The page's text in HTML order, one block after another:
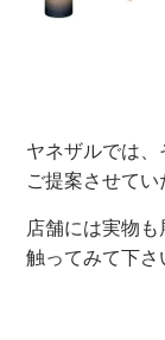
ヤネザルでは
ご提案させてい
店舗には実物
触ってみて下さ